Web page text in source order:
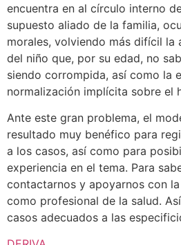
encuentra en al círculo interno
supuesto aliado de la familia,
morales, volviendo más difícil la
del niño que, por su edad, no
siendo corrompida, así como la
normalización implícita sobre el
Ante este gran problema, el
resultado muy benéfico para
a los casos, así como para
experiencia en el tema. Para
contactarnos y apoyarnos con
como profesional de la salud.
casos adecuados a las